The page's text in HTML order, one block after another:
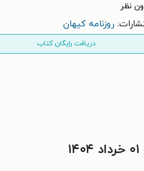
نظر
روزنامه کیهان
دریافت رایگان کتاب